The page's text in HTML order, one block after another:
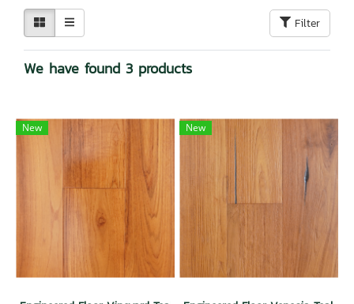
Filter
We have found 3 products
New New